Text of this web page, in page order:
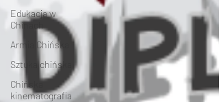
Edukacja w
Chinach
Armia Chińska
Sztuka chińska
Chińska
kinematografia